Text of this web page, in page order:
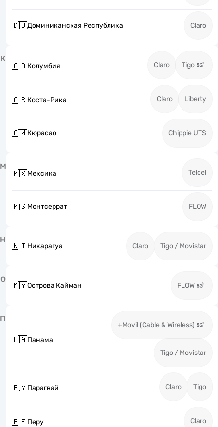
🇩🇴Доминиканская Республика Claro
К
🇨🇴Колумбия Claro Tigo
🇨🇷Коста-Рика Claro Liberty
🇨🇼Кюрасао Chippie UTS
М
🇲🇽Мексика Telcel
🇲🇸Монтсеррат FLOW
Н
🇳🇮Никарагуа Claro Tigo / Movistar
О
🇰🇾Острова Кайман FLOW
П
🇵🇦Панама
+Movil (Cable & Wireless)
Tigo / Movistar
🇵🇾Парагвай Claro Tigo
🇵🇪Перу Claro